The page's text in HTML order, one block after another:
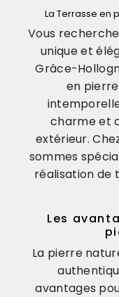
La Terrasse en
Vous
unique et
Grâce-
en
charme et
extérieur.
sommes
réalisation de
Les
La pierre
avantages